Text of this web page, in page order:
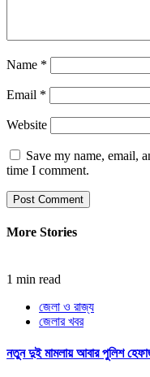
Name *
Email *
Website
Save my name, email,
time I comment.
More Stories
1 min read
জেলা ও রাজ্য
জেলার খবর
নতুন দুই মামলায় আবার পুলিশ